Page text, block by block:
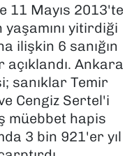
11 Mayıs 2013'te
yitirdiği
ilişkin 6 sanığın
açıklandı. Ankara
sanıklar Temir
Cengiz Sertel'i
müebbet hapis
3 bin 921'er yıl